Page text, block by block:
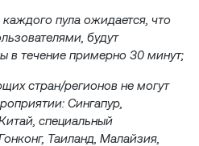
пула ожидается, что
будут
в течение примерно 30 минут;
стран/регионов не могут
Сингапур,
специальный
Таиланд, Малайзия,